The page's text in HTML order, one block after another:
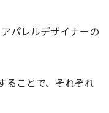
パレルデザイナーの
ることで、それぞれ